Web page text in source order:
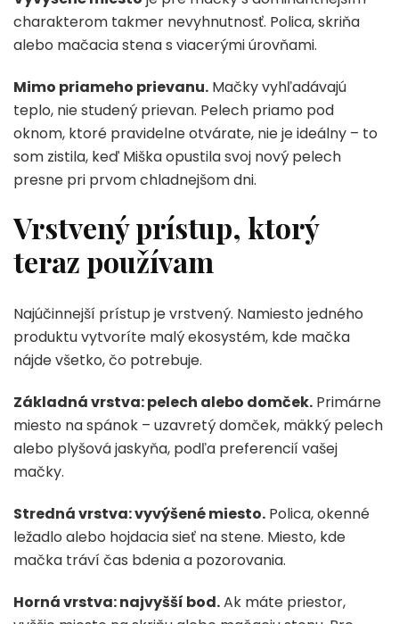
charakterom takmer nevyhnutnosť. Polica, skriňa
alebo mačacia stena s viacerými úrovňami.
Mimo priameho prievanu. Mačky vyhľadávajú
teplo, nie studený prievan. Pelech priamo pod
oknom, ktoré pravidelne otvárate, nie je ideálny – to
som zistila, keď Miška opustila svoj nový pelech
presne pri prvom chladnejšom dni.
Vrstvený prístup, ktorý
teraz používam
Najúčinnejší prístup je vrstvený. Namiesto jedného
produktu vytvoríte malý ekosystém, kde mačka
nájde všetko, čo potrebuje.
Základná vrstva: pelech alebo domček. Primárne
miesto na spánok – uzavretý domček, mäkký pelech
alebo plyšová jaskyňa, podľa preferencií vašej
mačky.
Stredná vrstva: vyvýšené miesto. Polica, okenné
ležadlo alebo hojdacia sieť na stene. Miesto, kde
mačka tráví čas bdenia a pozorovania.
Horná vrstva: najvyšší bod.Ak máte priestor,